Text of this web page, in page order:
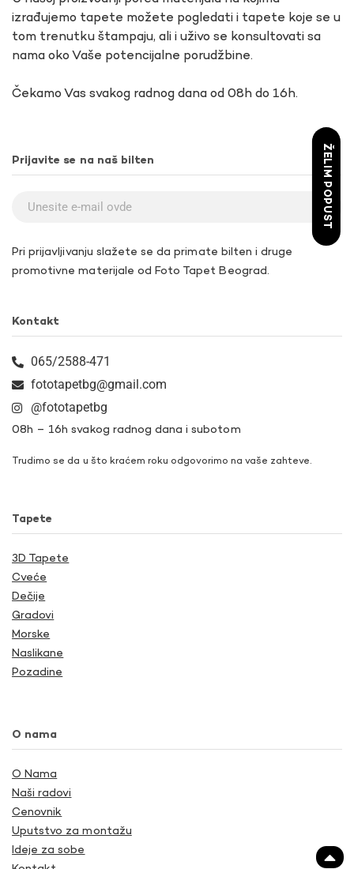
izrađujemo tapete možete pogledati i tapete koje se u
tom trenutku štampaju, ali i uživo se konsultovati sa
nama oko Vaše potencijalne porudžbine.
Čekamo Vas svakog radnog dana od 08h do 16h.
Prijavite se na naš bilten
Pri prijavljivanju slažete se da primate bilten i druge
promotivne materijale od Foto Tapet Beograd.
Kontakt
065/2588-471
fototapetbg@gmail.com
@fototapetbg
08h – 16h svakog radnog dana i subotom
Trudimo se da u što kraćem roku odgovorimo na vaše zahteve.
Tapete
3D Tapete
Cveće
Dečije
Gradovi
Morske
Naslikane
Pozadine
O nama
O Nama
Naši radovi
Cenovnik
Uputstvo za montažu
Ideje za sobe
ŽELIM POPUST